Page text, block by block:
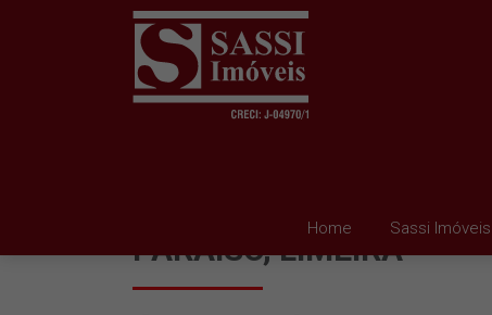
Home Sassi Imóveis
PARAISO, LIMEIRA